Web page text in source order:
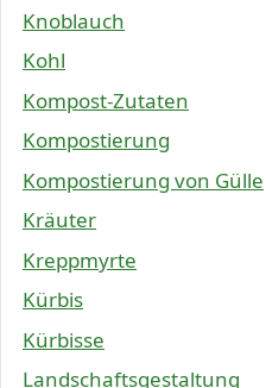
Knoblauch
Kohl
Kompost-Zutaten
Kompostierung
Kompostierung von Gülle
Kräuter
Kreppmyrte
Kürbis
Kürbisse
Landschaftsgestaltung